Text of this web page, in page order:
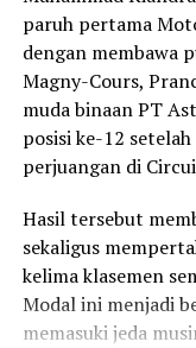
paruh pertama
dengan membawa
Magny-Cours,
muda binaan PT
posisi ke-12
perjuangan di
Hasil tersebut
sekaligus
kelima klasemen
Modal ini menjadi
memasuki jeda